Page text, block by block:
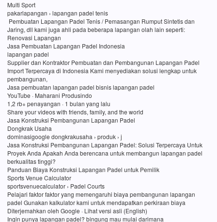
Multi Sport
pakarlapangan › lapangan padel tenis
Pembuatan Lapangan Padel Tenis / Pemasangan Rumput Sintetis dan
Jaring, dll kami juga ahli pada beberapa lapangan olah lain seperti:
Renovasi Lapangan
Jasa Pembuatan Lapangan Padel Indonesia
lapangan padel
Supplier dan Kontraktor Pembuatan dan Pembangunan Lapangan Padel
Import Terpercaya di Indonesia Kami menyediakan solusi lengkap untuk
pembangunan,
Jasa pembuatan lapangan padel bisnis lapangan padel
YouTube · Maharani Produsindo
1,2 rb+ penayangan · 1 bulan yang lalu
Share your videos with friends, family, and the world
Jasa Konstruksi Pembangunan Lapangan Padel
Dongkrak Usaha
dominasigoogle dongkrakusaha › produk › j
Jasa Konstruksi Pembangunan Lapangan Padel: Solusi Terpercaya Untuk
Proyek Anda Apakah Anda berencana untuk membangun lapangan padel
berkualitas tinggi?
Panduan Biaya Konstruksi Lapangan Padel untuk Pemilik
Sports Venue Calculator
sportsvenuecalculator › Padel Courts
Pelajari faktor faktor yang memengaruhi biaya pembangunan lapangan
padel Gunakan kalkulator kami untuk mendapatkan perkiraan biaya
Diterjemahkan oleh Google · Lihat versi asli (English)
Ingin punya lapangan padel? bingung mau mulai darimana